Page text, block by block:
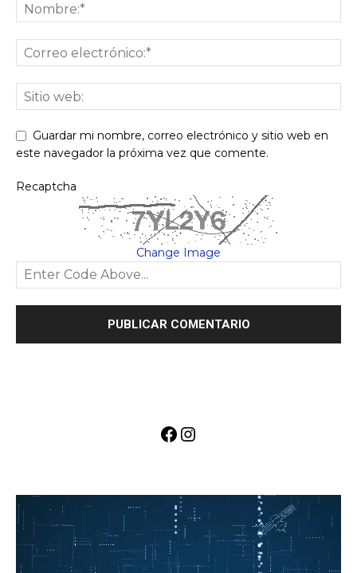
Guardar mi nombre, correo electrónico y sitio web en
este navegador la próxima vez que comente.
Recaptcha
Change Image
Facebook
Instagram